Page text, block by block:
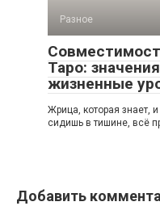
Разное
Таро:
жизненные
Жрица, которая знает,
сидишь в тишине, всё
Добавить